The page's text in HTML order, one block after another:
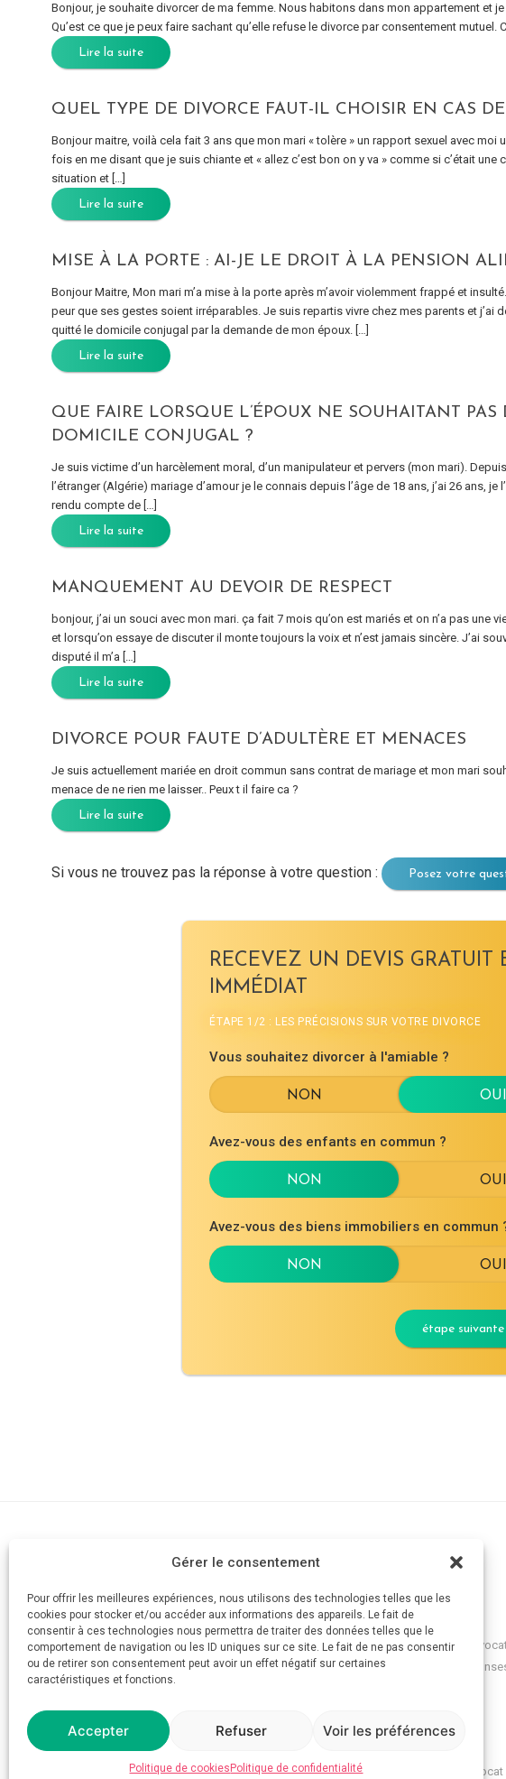
Gérer le consentement
Pour offrir les meilleures expériences, nous utilisons des technologies telles que les
cookies pour stocker et/ou accéder aux informations des appareils. Le fait de
consentir à ces technologies nous permettra de traiter des données telles que le
comportement de navigation ou les ID uniques sur ce site. Le fait de ne pas consentir
ou de retirer son consentement peut avoir un effet négatif sur certaines
caractéristiques et fonctions.
Accepter Refuser Voir les préférences
Politique de cookies Politique de confidentialité
Bonjour, je souhaite divorcer de ma femme. Nous habitons dans mon appartement et
Qu’est ce que je peux faire sachant qu’elle refuse le divorce par consentement mutuel.
Lire la suite
QUEL TYPE DE DIVORCE FAUT-IL CHOISIR EN CAS
Bonjour maitre, voilà cela fait 3 ans que mon mari « tolère » un rapport sexuel avec
fois en me disant que je suis chiante et « allez c’est bon on y va » comme si c’était
situation et […]
Lire la suite
MISE À LA PORTE : AI-JE LE DROIT À LA PENSION
Bonjour Maitre, Mon mari m’a mise à la porte après m’avoir violemment frappé et
peur que ses gestes soient irréparables. Je suis repartis vivre chez mes parents et j’ai
quitté le domicile conjugal par la demande de mon époux. […]
Lire la suite
QUE FAIRE LORSQUE L’ÉPOUX NE SOUHAITANT PAS
DOMICILE CONJUGAL ?
Je suis victime d’un harcèlement moral, d’un manipulateur et pervers (mon mari).
l’étranger (Algérie) mariage d’amour je le connais depuis l’âge de 18 ans, j’ai 26 ans,
rendu compte de […]
Lire la suite
MANQUEMENT AU DEVOIR DE RESPECT
bonjour, j’ai un souci avec mon mari. ça fait 7 mois qu’on est mariés et on n’a pas une
et lorsqu’on essaye de discuter il monte toujours la voix et n’est jamais sincère. J’ai
disputé il m’a […]
Lire la suite
DIVORCE POUR FAUTE D’ADULTÈRE ET MENACES
Je suis actuellement mariée en droit commun sans contrat de mariage et mon mari
menace de ne rien me laisser.. Peux t il faire ca ?
Lire la suite
Si vous ne trouvez pas la réponse à votre question : Posez votre
RECEVEZ UN DEVIS GRATUIT
IMMÉDIAT
ÉTAPE 1/2 : LES PRÉCISIONS SUR VOTRE DIVORCE
Vous souhaitez divorcer à l'amiable ?
Avez-vous des enfants en commun ?
Avez-vous des biens immobiliers en commun
étape suivante
AVOCAT
Cabinet d'avocat Divorce
Mes honoraires
Aide juridictionnelle
Posez votre question à un
Plus de 1200 questions-
© 2026